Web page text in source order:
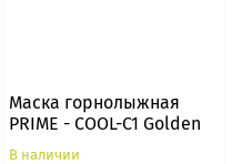
Маска горнолыжная
PRIME - COOL-C1 Golden
В наличии